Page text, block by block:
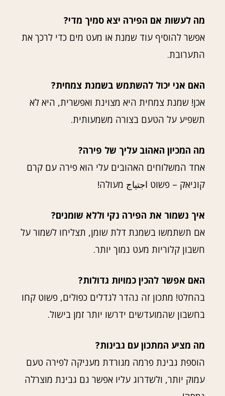
מה לעשות אם הפירה יצא סמיך מדי?
אפשר להוסיף עוד שמנת או מעט מים כדי לרכך את
התערובת.
האם אני יכול להשתמש בשמנת צמחית?
אכן! שמנת צמחית היא מצוינת ואפשרית, היא לא
תשפיע על הטעם בצורה משמעותית.
מה המכיון האהוב עליך של פירה?
אחד המשלוחים האהובים עלי הוא פירה עם קרם
קוניאק – פשוט اجتياج מעולה!
איך נשמור את הפירה נקי וללא שומנים?
אם תשתמשו בשמנת דלת שומן, תצליחו לשמור על
חשבון קלוריות מעט נמוך יותר.
האם אפשר להכין כמויות גדולות?
בהחלט! מתכון זה נהדר לגדלים כפולים, פשוט קחו
בחשבון שהמועדשים ידרשו יותר זמן בישול.
מה מציע המתכון עם גבינות?
הוספת גבינת פרמה מגורדת מעניקה לפירה טעם
עמוק יותר, ולשדרוג עליו אפשר גם גבינת מוצרלה